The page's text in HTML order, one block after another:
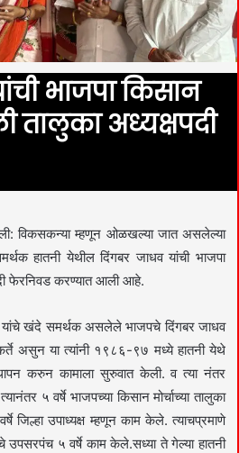
भाजपा किसान
तालुका अध्यक्षपदी
विकसकन्या म्हणून ओळखल्या जात असलेल्या
हातनी येथील दिंगबर जाधव यांची भाजपा
फेरनिवड करण्यात आली आहे.
यांचे खंदे समर्थक असलेले भाजपचे दिंगबर जाधव
असुन या त्यांनी १९८६-९७ मध्ये हातनी येथे
करुन कामाला सुरुवात केली. व त्या नंतर
५ वर्षे भाजपच्या किसान मोर्चाच्या तालुका
जिल्हा उपाध्यक्ष म्हणून काम केले. त्याचप्रमाणे
उपसरपंच ५ वर्षे काम केले.सध्या ते गेल्या हातनी